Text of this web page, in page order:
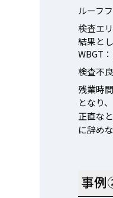
ルーフ
検査エ
結果とし
WBGT
検査不
残業時
となり
正直な
に辞め
事例